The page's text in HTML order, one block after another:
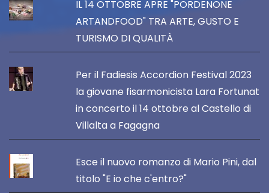
IL 14 OTTOBRE APRE "PORDENONE
ARTANDFOOD" TRA ARTE, GUSTO E
TURISMO DI QUALITÀ
Per il Fadiesis Accordion Festival 2023
la giovane fisarmonicista Lara Fortunat
in concerto il 14 ottobre al Castello di
Villalta a Fagagna
Esce il nuovo romanzo di Mario Pini, dal
titolo "E io che c'entro?"